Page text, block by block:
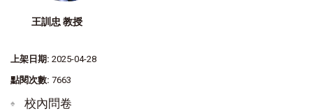
王訓忠 教授
上架日期: 2025-04-28
點閱次數: 7663
校內問卷